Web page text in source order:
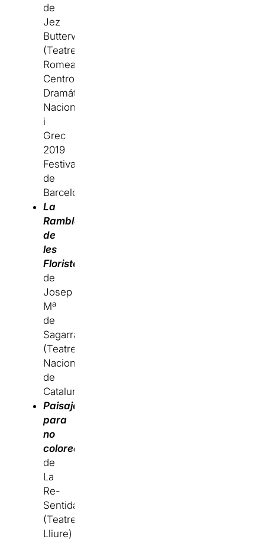
de
Jez
Butterworth
(Teatre
Romea,
Centro
Dramático
Nacional
i
Grec
2019
Festival
de
Barcelona).
La
Rambla
de
les
Floristes
de
Josep
Mª
de
Sagarra
(Teatre
Nacional
de
Catalunya).
Paisajes
para
no
colorear
de
La
Re-
Sentida
(Teatre
Lliure)